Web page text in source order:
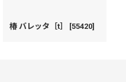
椿 バレッタ［t］ [55420]